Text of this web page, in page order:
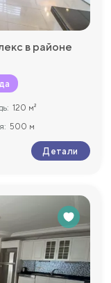
в районе
120 м²
500 м
Детали